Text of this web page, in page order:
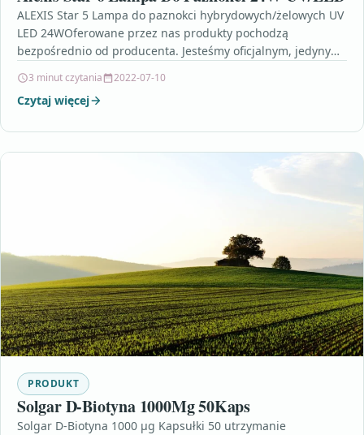
ALEXIS Star 5 Lampa do paznokci hybrydowych/żelowych UV
LED 24WOferowane przez nas produkty pochodzą
bezpośrednio od producenta. Jesteśmy oficjalnym, jedynym
3 minut czytania 2022-07-10
Czytaj więcej
PRODUKT
Solgar D-Biotyna 1000Μg 50Kaps
Solgar D-Biotyna 1000 μg Kapsułki 50 utrzymanie